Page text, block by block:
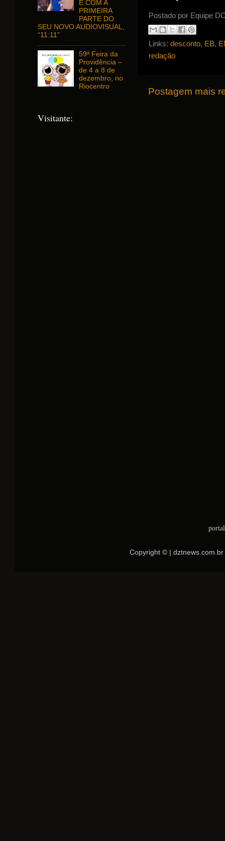
Postado por Equipe
Links: desconto, EB,
redação
Postagem mais
E COM A
PRIMEIRA
PARTE DO
SEU NOVO AUDIOVISUAL,
“11:11”
59ª Feira da
Providência –
de 4 a 8 de
dezembro, no
Riocentro
Visitante:
Copyright © |